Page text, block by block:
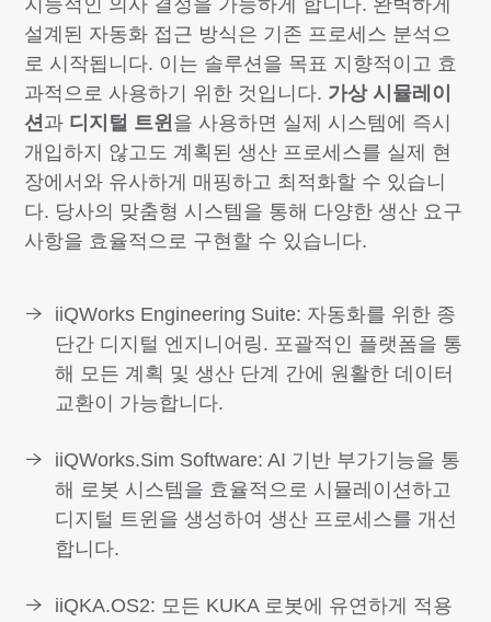
지능적인 의사 결정을 가능하게 합니다. 완벽하게
설계된 자동화 접근 방식은 기존 프로세스 분석으
로 시작됩니다. 이는 솔루션을 목표 지향적이고 효
과적으로 사용하기 위한 것입니다. 가상 시뮬레이
션과 디지털 트윈을 사용하면 실제 시스템에 즉시
개입하지 않고도 계획된 생산 프로세스를 실제 현
장에서와 유사하게 매핑하고 최적화할 수 있습니
다. 당사의 맞춤형 시스템을 통해 다양한 생산 요구
사항을 효율적으로 구현할 수 있습니다.
iiQWorks Engineering Suite: 자동화를 위한 종
단간 디지털 엔지니어링. 포괄적인 플랫폼을 통
해 모든 계획 및 생산 단계 간에 원활한 데이터
교환이 가능합니다.
iiQWorks.Sim Software: AI 기반 부가기능을 통
해 로봇 시스템을 효율적으로 시뮬레이션하고
디지털 트윈을 생성하여 생산 프로세스를 개선
합니다.
iiQKA.OS2: 모든 KUKA 로봇에 유연하게 적용